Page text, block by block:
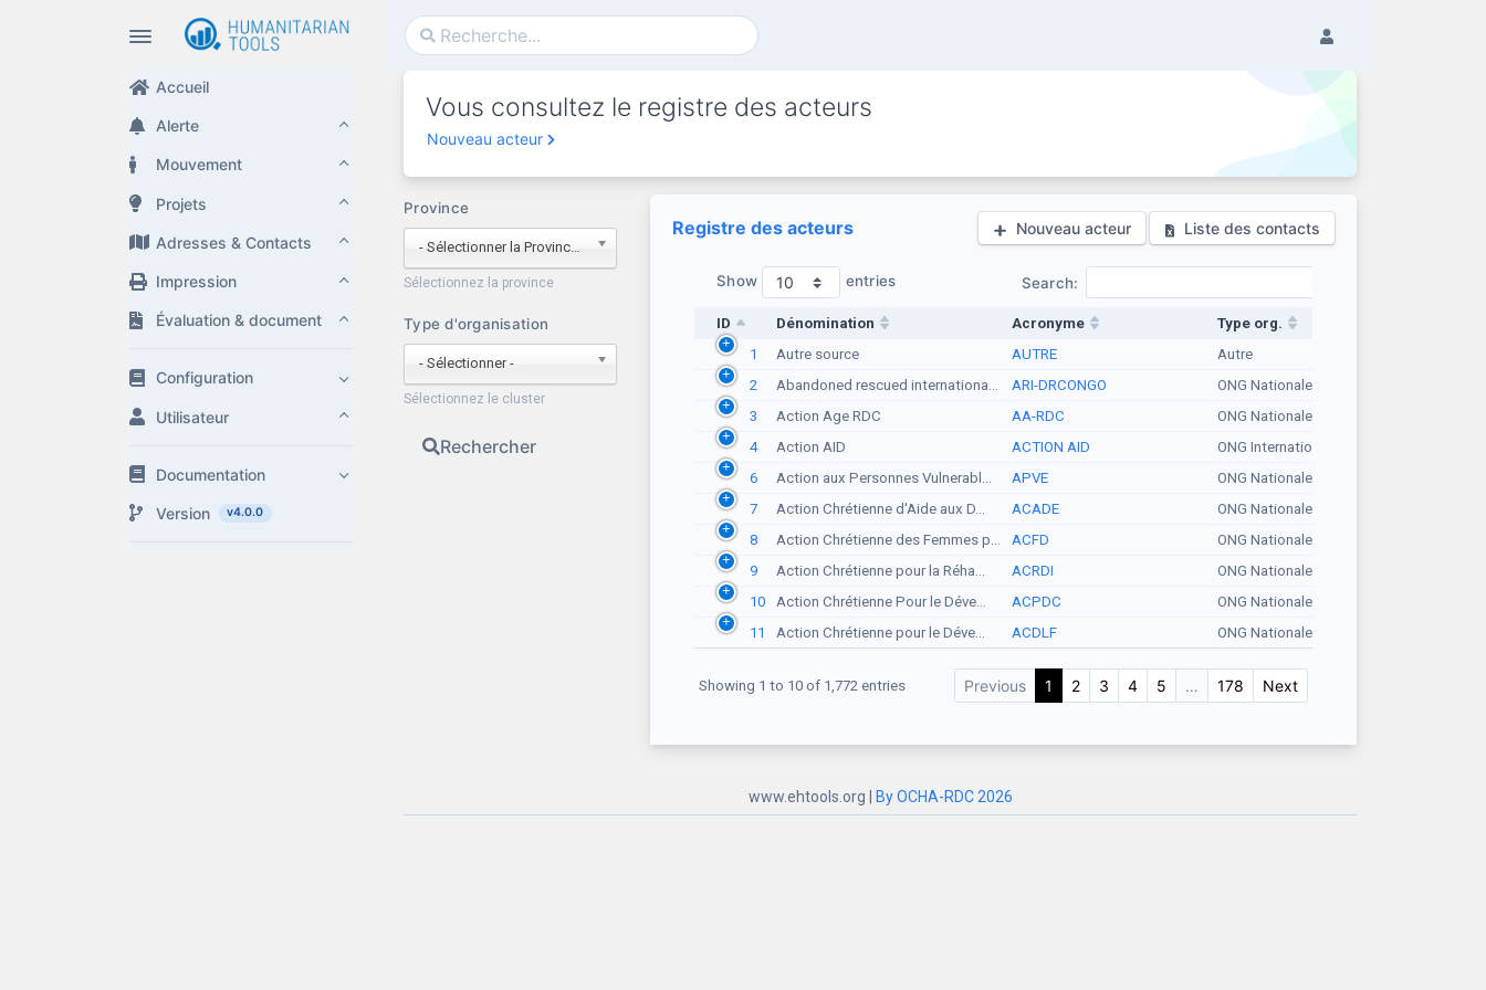
Accueil
Alerte
Mouvement
Projets
Adresses & Contacts
Impression
Évaluation & document
Configuration
Utilisateur
Documentation
Version v4.0.0
Vous consultez le registre des acteurs
Nouveau acteur
Province
- Sélectionner la Province -
Sélectionnez la province
Type d'organisation
- Sélectionner -
Sélectionnez le cluster
Rechercher
Registre des acteurs Nouveau acteur Liste des contacts
Show entries Search:
ID Dénomination Acronyme
Type org.
1
Autre source AUTRE
Autre
2
Abandoned rescued internationa... ARI-DRCONGO
ONG Nationale
3
Action Age RDC AA-RDC
ONG Nationale
4
Action AID ACTION AID
ONG Internationale
6
Action aux Personnes Vulnerabl... APVE
ONG Nationale
7
Action Chrétienne d'Aide aux D... ACADE
ONG Nationale
8
Action Chrétienne des Femmes p... ACFD
ONG Nationale
9
Action Chrétienne pour la Réha... ACRDI
ONG Nationale
10
Action Chrétienne Pour le Déve... ACPDC
ONG Nationale
11
Action Chrétienne pour le Déve... ACDLF ONG Nationale
Showing 1 to 10 of 1,772 entries Previous 1 2 3 4 5 … 178 Next
www.ehtools.org | By OCHA-RDC 2026